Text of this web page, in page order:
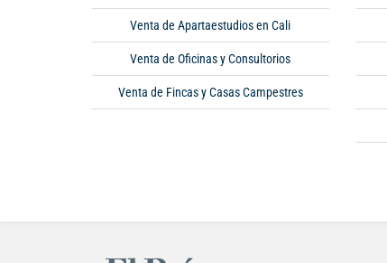
Venta de Apartaestudios en Cali
Venta de Oficinas y Consultorios
Venta de Fincas y Casas Campestres